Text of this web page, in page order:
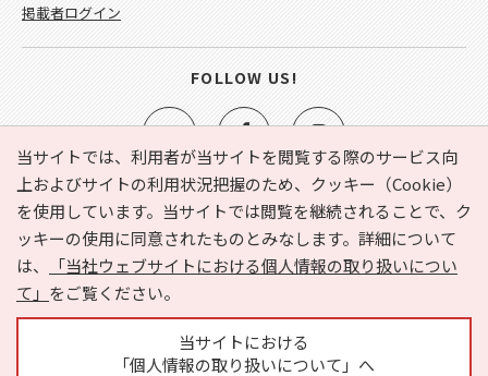
当サイトでは、利用者が当サイトを閲覧する際のサービス向
上およびサイトの利用状況把握のため、クッキー（Cookie）
を使用しています。当サイトでは閲覧を継続されることで、ク
ッキーの使用に同意されたものとみなします。詳細について
は、
「当社ウェブサイトにおける個人情報の取り扱いについ
て」 をご覧ください。
当サイトにおける
「個人情報の取り扱いについて」へ
e-NAVITA（イーナビタ）とは？ お気に入り
ヘルプ
利用規約
個人情報の取り扱いについて
運営会社
サイトマップ
広告掲載に関するお問い合わせ
掲載者ログイン
FOLLOW US!